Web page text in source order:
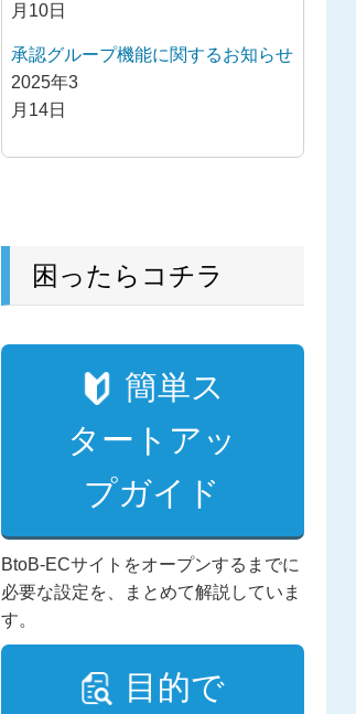
月10日
承認グループ機能に関するお知らせ
2025年3
月14日
困ったらコチラ
簡単ス
タートアッ
プガイド
BtoB-ECサイトをオープンするまでに
必要な設定を、まとめて解説していま
す。
目的で